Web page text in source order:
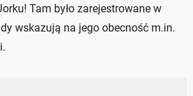
Tam było zarejestrowane w
wskazują na jego obecność m.in.